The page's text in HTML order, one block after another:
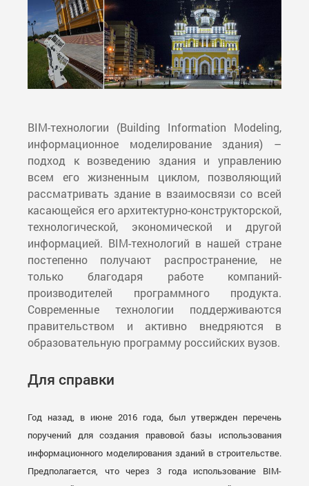
BIM-технологии (Building Information Modeling,
информационное моделирование здания) –
подход к возведению здания и управлению
всем его жизненным циклом, позволяющий
рассматривать здание в взаимосвязи со всей
касающейся его архитектурно-конструкторской,
технологической, экономической и другой
информацией. BIM-технологий в нашей стране
постепенно получают распространение, не
только благодаря работе компаний-
производителей программного продукта.
Современные технологии поддерживаются
правительством и активно внедряются в
образовательную программу российских вузов.
Для справки
Год назад, в июне 2016 года, был утвержден перечень
поручений для создания правовой базы использования
информационного моделирования зданий в строительстве.
Предполагается, что через 3 года использование BIM-